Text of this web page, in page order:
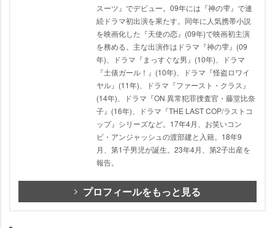
スーツ』でデビュー。09年には『神の雫』で連
続ドラマ初出演を果たす。同年に人気携帯小説
を映画化した『天使の恋』(09年)で映画初主演
を務める。主な出演作はドラマ『神の雫』(09
年)、ドラマ『まっすぐな男』(10年)、ドラマ
『土俵ガール！』(10年)、ドラマ『怪盗ロワイ
ヤル』(11年)、ドラマ『ファースト・クラス』
(14年)、ドラマ『ON 異常犯罪捜査官・藤堂比奈
子』(16年)、ドラマ『THE LAST COP/ラストコ
ップ』シリーズなど。17年4月、お笑いコン
ビ・アンジャッシュの渡部建と入籍。18年9
月、第1子男児が誕生。23年4月、第2子出産を
報告。
プロフィールをもっと見る